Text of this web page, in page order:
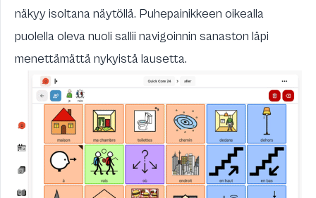
näkyy isoltana näytöllä. Puhepainikkeen oikealla
puolella oleva nuoli sallii navigoinnin sanaston läpi
menettämättä nykyistä lausetta.